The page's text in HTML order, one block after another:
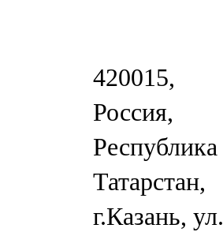
420015,
Россия,
Республика
Татарстан,
г.Казань, ул.